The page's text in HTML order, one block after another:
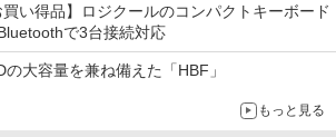
買い得品】ロジクールのコンパクトキーボード
で3台接続対応
の大容量を兼ね備えた「HBF」
もっと見る